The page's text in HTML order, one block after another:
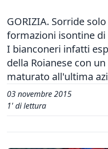
GORIZIA. Sorride
formazioni isontine di
I bianconeri infatti
della Roianese con
maturato all'ultima
03 novembre 2015
1' di lettura